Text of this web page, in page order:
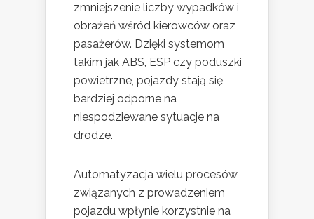
zmniejszenie liczby wypadków i
obrażeń wśród kierowców oraz
pasażerów. Dzięki systemom
takim jak ABS, ESP czy poduszki
powietrzne, pojazdy stają się
bardziej odporne na
niespodziewane sytuacje na
drodze.
Automatyzacja wielu procesów
związanych z prowadzeniem
pojazdu wpłynie korzystnie na